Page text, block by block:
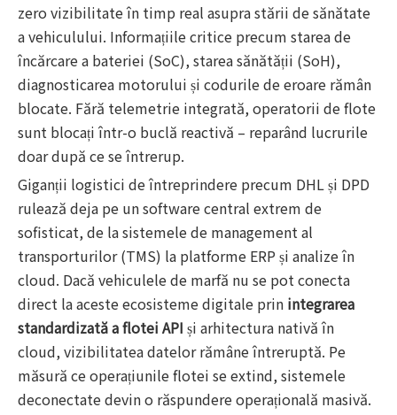
zero vizibilitate în timp real asupra stării de sănătate
a vehiculului. Informațiile critice precum starea de
încărcare a bateriei (SoC), starea sănătății (SoH),
diagnosticarea motorului și codurile de eroare rămân
blocate. Fără telemetrie integrată, operatorii de flote
sunt blocați într-o buclă reactivă – reparând lucrurile
doar după ce se întrerup.
Giganții logistici de întreprindere precum DHL și DPD
rulează deja pe un software central extrem de
sofisticat, de la sistemele de management al
transporturilor (TMS) la platforme ERP și analize în
cloud. Dacă vehiculele de marfă nu se pot conecta
direct la aceste ecosisteme digitale prin integrarea
standardizată a flotei API și arhitectura nativă în
cloud, vizibilitatea datelor rămâne întreruptă. Pe
măsură ce operațiunile flotei se extind, sistemele
deconectate devin o răspundere operațională masivă.